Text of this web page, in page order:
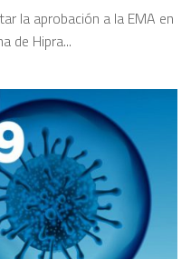
la aprobación a la EMA en
de Hipra...